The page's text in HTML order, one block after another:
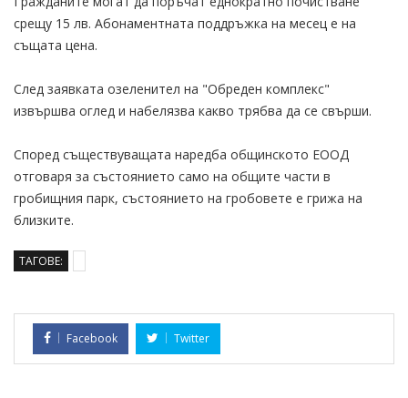
срещу 15 лв. Абонаментната поддръжка на месец е на
същата цена.
След заявката озеленител на "Обреден комплекс"
извършва оглед и набелязва какво трябва да се свърши.
Според съществуващата наредба общинското ЕООД
отговаря за състоянието само на общите части в
гробищния парк, състоянието на гробовете е грижа на
близките.
ТАГОВЕ:
Facebook Twitter